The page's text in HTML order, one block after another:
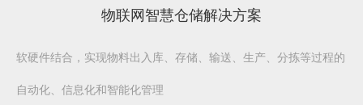
物联网智慧仓储解决方案
软硬件结合，实现物料出入库、存储、输送、生产、分拣等过程的
自动化、信息化和智能化管理